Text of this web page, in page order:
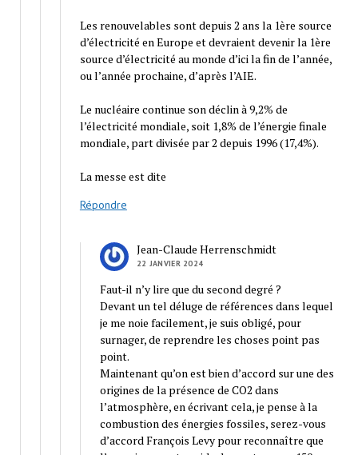
Les renouvelables sont depuis 2 ans la 1ère source
d’électricité en Europe et devraient devenir la 1ère
source d’électricité au monde d’ici la fin de l’année,
ou l’année prochaine, d’après l’AIE.
Le nucléaire continue son déclin à 9,2% de
l’électricité mondiale, soit 1,8% de l’énergie finale
mondiale, part divisée par 2 depuis 1996 (17,4%).
La messe est dite
Répondre
Jean-Claude Herrenschmidt
22 JANVIER 2024
Faut-il n’y lire que du second degré ?
Devant un tel déluge de références dans lequel
je me noie facilement, je suis obligé, pour
surnager, de reprendre les choses point pas
point.
Maintenant qu’on est bien d’accord sur une des
origines de la présence de CO2 dans
l’atmosphère, en écrivant cela, je pense à la
combustion des énergies fossiles, serez-vous
d’accord François Levy pour reconnaître que